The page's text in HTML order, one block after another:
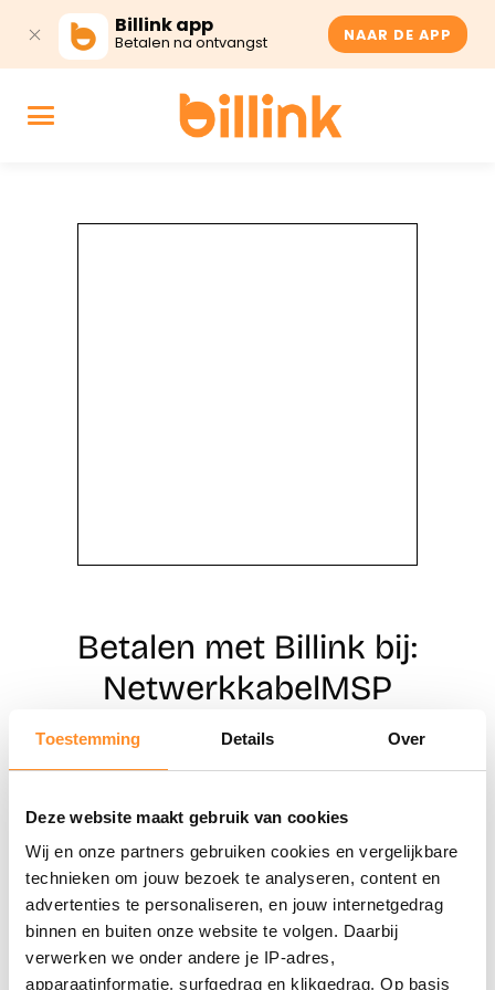
Toestemming Details Over
Deze website maakt gebruik van cookies
Wij en onze partners gebruiken cookies en vergelijkbare
technieken om jouw bezoek te analyseren, content en
advertenties te personaliseren, en jouw internetgedrag
binnen en buiten onze website te volgen. Daarbij
verwerken we onder andere je IP-adres,
apparaatinformatie, surfgedrag en klikgedrag. Op basis
Billink app
Betalen na ontvangst NAAR DE APP
Betalen met Billink bij:
NetwerkkabelMSP
Naar winkels